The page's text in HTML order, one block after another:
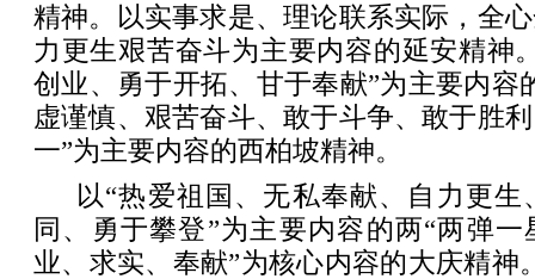
精神。以实事求是、理论联系实际，全
力更生艰苦奋斗为主要内容的延安精神
创业、勇于开拓、甘于奉献”为主要内容
虚谨慎、艰苦奋斗、敢于斗争、敢于胜
一”为主要内容的西柏坡精神。
以“热爱祖国、无私奉献、自力更
同、勇于攀登”为主要内容的两“两弹一
业、求实、奉献”为核心内容的大庆精神